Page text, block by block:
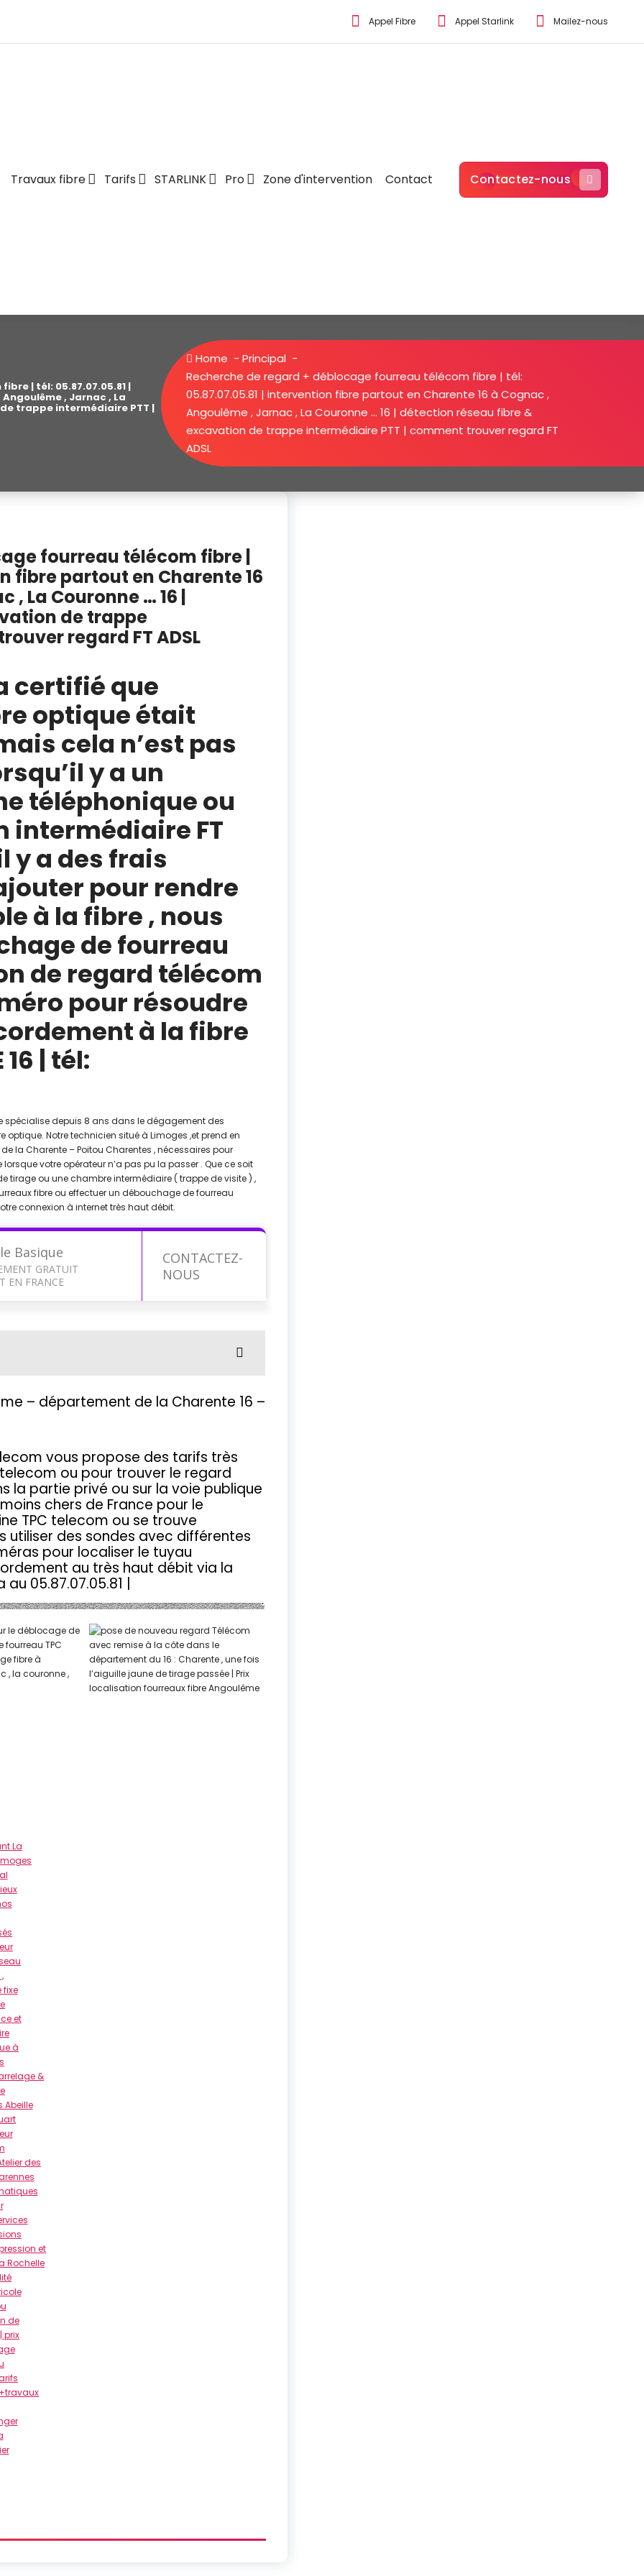
Appel Fibre Appel Starlink Mailez-nous
Travaux fibre Tarifs STARLINK Pro Zone d'intervention Contact Contactez-nous
| tél: 05.87.07.05.81 |
, Jarnac , La
trappe intermédiaire PTT |
Home - Principal -
Recherche de regard + déblocage fourreau télécom fibre | tél:
05.87.07.05.81 | intervention fibre partout en Charente 16 à Cognac ,
Angoulême , Jarnac , La Couronne … 16 | détection réseau fibre &
excavation de trappe intermédiaire PTT | comment trouver regard FT
ADSL
fourreau télécom fibre |
fibre partout en Charente 16
, La Couronne … 16 |
de trappe
regard FT ADSL
certifié que
optique était
cela n’est pas
y a un
téléphonique ou
intermédiaire FT
y a des frais
pour rendre
à la fibre , nous
de fourreau
de regard télécom
pour résoudre
à la fibre
| tél:
spécialise depuis 8 ans dans le dégagement des
Notre technicien situé à Limoges ,et prend en
la Charente – Poitou Charentes , nécessaires pour
votre opérateur n’a pas pu la passer . Que ce soit
tirage ou une chambre intermédiaire ( trappe de visite ) ,
fibre ou effectuer un débouchage de fourreau
connexion à internet très haut débit.
Basique
GRATUIT
EN FRANCE
CONTACTEZ-
NOUS
– département de la Charente 16 –
vous propose des tarifs très
ou pour trouver le regard
la partie privé ou sur la voie publique
chers de France pour le
TPC telecom ou se trouve
utiliser des sondes avec différentes
pour localiser le tuyau
au très haut débit via la
05.87.07.05.81 |